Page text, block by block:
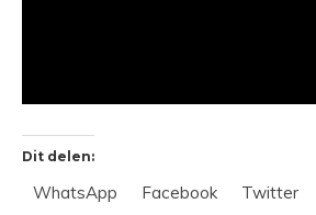
Dit delen:
WhatsApp Facebook Twitter